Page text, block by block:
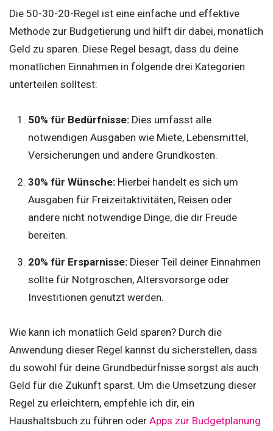
Die 50-30-20-Regel ist eine einfache und effektive
Methode zur Budgetierung und hilft dir dabei, monatlich
Geld zu sparen. Diese Regel besagt, dass du deine
monatlichen Einnahmen in folgende drei Kategorien
unterteilen solltest:
50% für Bedürfnisse:Dies umfasst alle
notwendigen Ausgaben wie Miete, Lebensmittel,
Versicherungen und andere Grundkosten.
30% für Wünsche:Hierbei handelt es sich um
Ausgaben für Freizeitaktivitäten, Reisen oder
andere nicht notwendige Dinge, die dir Freude
bereiten.
20% für Ersparnisse:Dieser Teil deiner Einnahmen
sollte für Notgroschen, Altersvorsorge oder
Investitionen genutzt werden.
Wie kann ich monatlich Geld sparen? Durch die
Anwendung dieser Regel kannst du sicherstellen, dass
du sowohl für deine Grundbedürfnisse sorgst als auch
Geld für die Zukunft sparst. Um die Umsetzung dieser
Regel zu erleichtern, empfehle ich dir, ein
Haushaltsbuch zu führen oder Apps zur Budgetplanung